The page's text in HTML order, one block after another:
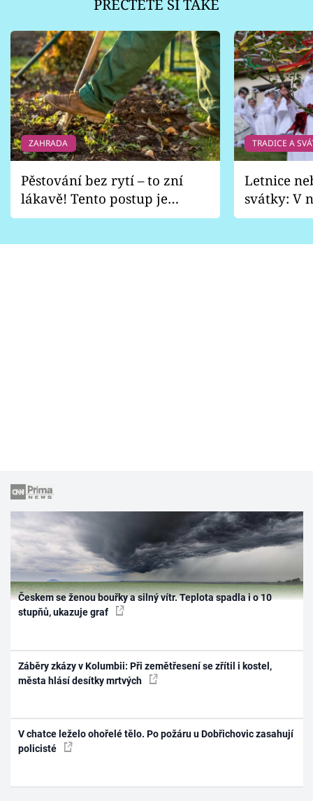
PŘEČTĚTE SI TAKÉ
ZAHRADA
Pěstování bez rytí – to zní
lákavě! Tento postup je
vhodný jen pro některé
TRADICE A
Letnice
svátky: V
pondělí
Českem se ženou bouřky a silný vítr. Teplota spadla i o 10
stupňů, ukazuje graf
Záběry zkázy v Kolumbii: Při zemětřesení se zřítil i kostel,
města hlásí desítky mrtvých
V chatce leželo ohořelé tělo. Po požáru u Dobřichovic zasahují
policisté